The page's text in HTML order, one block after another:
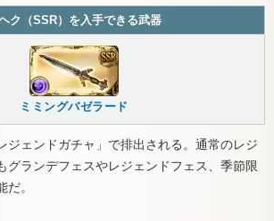
ク（SSR）を入手できる武器
ミミングバゼラード
ジェンドガチャ」で排出される。通常のレジ
グランデフェスやレジェンドフェス、季節限
。